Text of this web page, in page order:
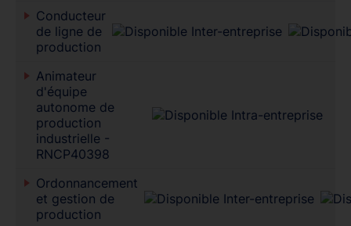
Conducteur
de ligne de
production
Animateur
d'équipe
autonome de
production
industrielle -
RNCP40398
Ordonnancement
et gestion de
production